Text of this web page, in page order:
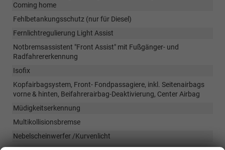
Coming home
Fehlbetankungsschutz (nur für Diesel)
Fernlichtregulierung Light Assist
Notbremsassistent "Front Assist" mit Fußgänger- und
Radfahrererkennung
Isofix
Kopfairbagsystem, Front- Fondpassagiere, inkl. Seitenairbags
vorne & hinten, Beifahrerairbag-Deaktivierung, Center Airbag
Müdigkeitserkennung
Multikollisionsbremse
Nebelscheinwerfer /Kurvenlicht